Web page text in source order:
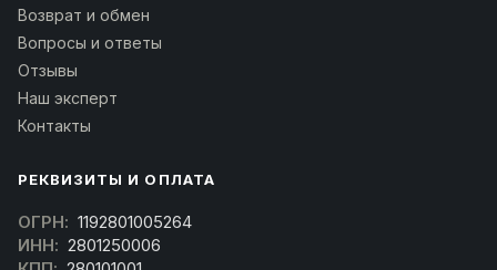
Возврат и обмен
Вопросы и ответы
Отзывы
Наш эксперт
Контакты
РЕКВИЗИТЫ И ОПЛАТА
ОГРН: 1192801005264
ИНН: 2801250006